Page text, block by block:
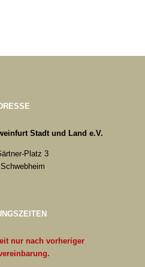
Stadt und Land e.V.
Platz 3
nur nach vorheriger